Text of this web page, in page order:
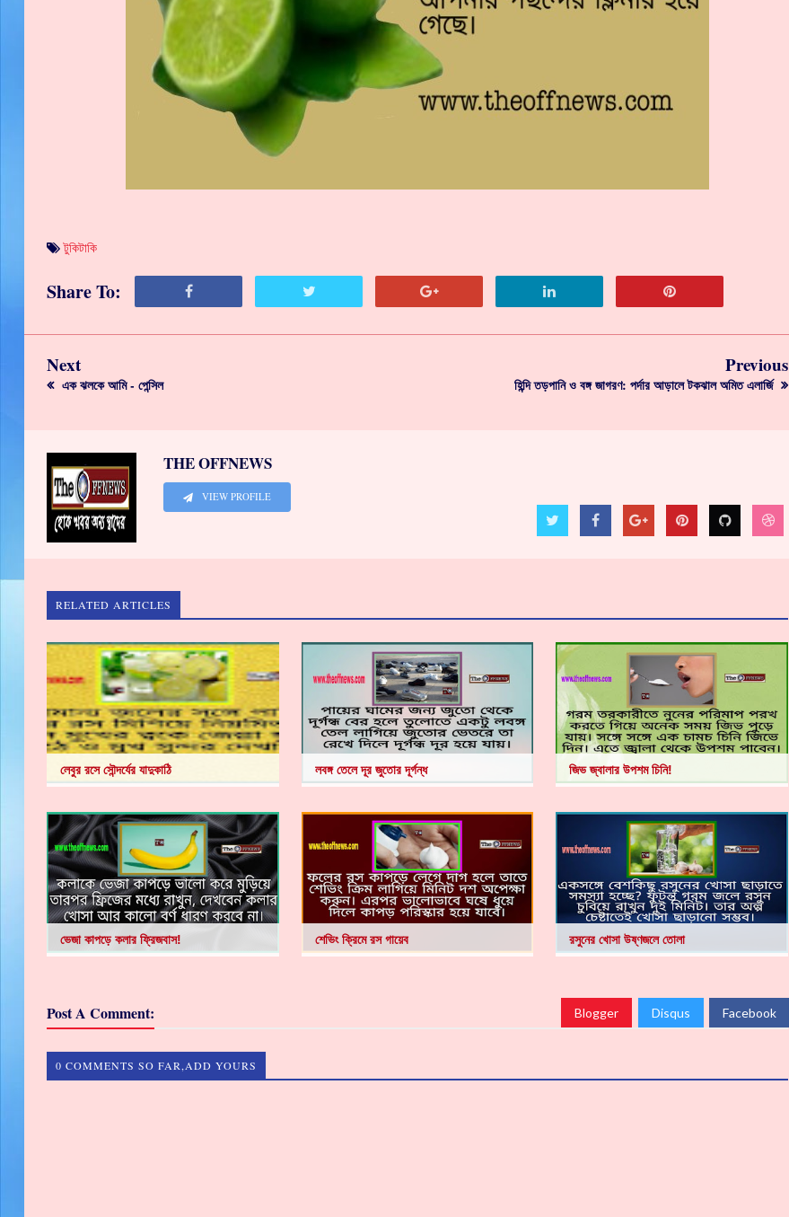
টুকিটাকি
Share To:
Next
এক ঝলকে আমি - পেন্সিল
Previous
হিন্দি তড়পানি ও বঙ্গ জাগরণ: পর্দার আড়ালে টকঝাল অমিত এলার্জি
THE OFFNEWS
VIEW PROFILE
RELATED ARTICLES
লেবুর রসে সৌন্দর্যের যাদুকাঠি লবঙ্গ তেলে দূর জুতোর দূর্গন্ধ জিভ জ্বালার উপশম চিনি!
ভেজা কাপড়ে কলার ফ্রিজবাস! শেভিং ক্রিমে রস গায়েব রসুনের খোসা উষ্ণজলে তোলা
Post A Comment: Blogger Disqus Facebook
0 COMMENTS SO FAR,ADD YOURS